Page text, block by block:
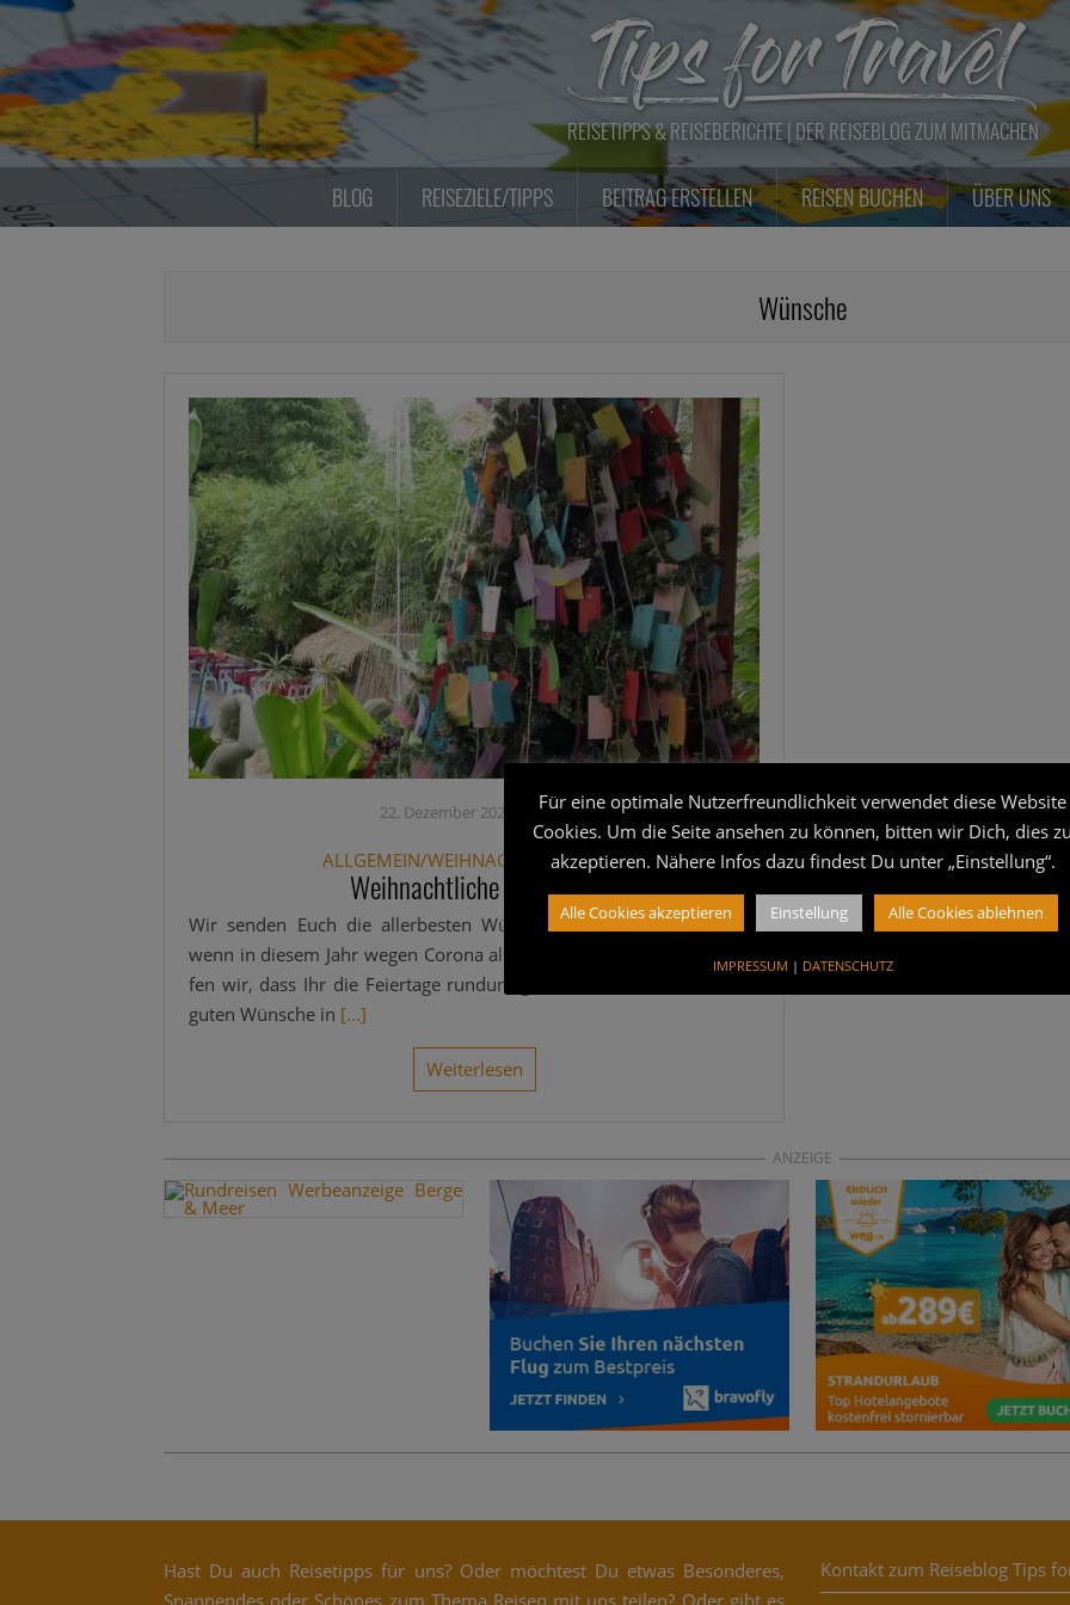
Zum
springen
REISETIPPS & REISEBERICHTE | DER REISEBLOG ZUM MITMACHEN
BLOG REISEZIELE/TIPPS BEITRAG ERSTELLEN REISEN BUCHEN ÜBER UNS
Wünsche
22. Dezember 2020 MABU
ALLGEMEIN/WEIHNACHTSWÜNSCHE
Weihnachtliche Wünsche!
Wir sen­den Euch die aller­bes­ten Wün­sche zu Weih­nach­ten! Auch
wenn in die­sem Jahr wegen Coro­na alles ein wenig anders läuft, hof­
fen wir, dass Ihr die Fei­er­ta­ge rund­um genie­ßen könnt und all Eure
guten Wün­sche in [...]
Wei­ter­le­sen
ANZEIGE
Hast Du auch Rei­se­tipps für uns? Oder möch­test Du etwas Beson­de­res,
Span­nen­des oder Schö­nes zum The­ma Rei­sen mit uns tei­len? Oder gibt es
Kontakt zum Reiseblog Tips
Für eine optimale Nutzerfreundlichkeit verwendet diese Website
Cookies. Um die Seite ansehen zu können, bitten wir Dich, dies
akzeptieren. Nähere Infos dazu findest Du unter „Einstellung“.
Alle Cookies akzeptieren Einstellung Alle Cookies ablehnen
IMPRESSUM | DATENSCHUTZ